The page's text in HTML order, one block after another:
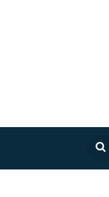
عن